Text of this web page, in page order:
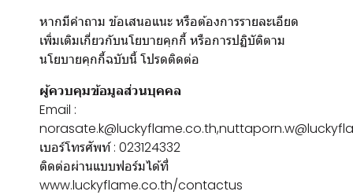
หากมีคำถาม ข้อเสนอแนะ หรือต้องการรายละเอียด
เพิ่มเติมเกี่ยวกับนโยบายคุกกี้ หรือการปฏิบัติตาม
นโยบายคุกกี้ฉบับนี้ โปรดติดต่อ
ผู้ควบคุมข้อมูลส่วนบุคคล
Email :
เบอร์โทรศัพท์ : 023124332
ติดต่อผ่านแบบฟอร์มได้ที่
www.luckyflame.co.th/contactus